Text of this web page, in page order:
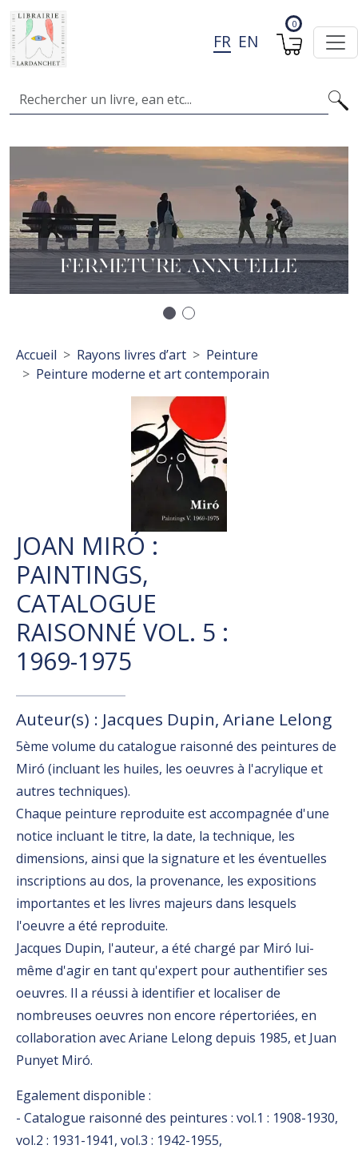
Aller au contenu principal
Search
FR EN
0
FERMETURE ANNUELLE
Fil d'Ariane
Accueil Rayons livres d’art
Peinture
Peinture moderne et art contemporain
JOAN MIRÓ :
PAINTINGS,
CATALOGUE
RAISONNÉ VOL. 5 :
1969-1975
Auteur(s) : Jacques Dupin, Ariane Lelong
5ème volume du catalogue raisonné des peintures de
Miró (incluant les huiles, les oeuvres à l'acrylique et
autres techniques).
Chaque peinture reproduite est accompagnée d'une
notice incluant le titre, la date, la technique, les
dimensions, ainsi que la signature et les éventuelles
inscriptions au dos, la provenance, les expositions
importantes et les livres majeurs dans lesquels
l'oeuvre a été reproduite.
Jacques Dupin, l'auteur, a été chargé par Miró lui-
même d'agir en tant qu'expert pour authentifier ses
oeuvres. Il a réussi à identifier et localiser de
nombreuses oeuvres non encore répertoriées, en
collaboration avec Ariane Lelong depuis 1985, et Juan
Punyet Miró.
Egalement disponible :
- Catalogue raisonné des peintures : vol.1 : 1908-1930,
vol.2 : 1931-1941, vol.3 : 1942-1955,